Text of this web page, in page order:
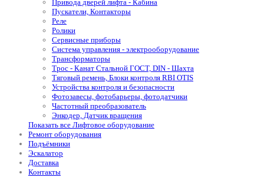
Привода дверей лифта - Кабина
Пускатели, Контакторы
Реле
Ролики
Сервисные приборы
Система управления - электрооборудование
Трансформаторы
Трос - Канат Стальной ГОСТ, DIN - Шахта
Тяговый ремень, Блоки контроля RBI OTIS
Устройства контроля и безопасности
Фотозавесы, фотобарьеры, фотодатчики
Частотный преобразователь
Энкодер, Датчик вращения
Показать все Лифтовое оборудование
Ремонт оборудования
Подъёмники
Эскалатор
Доставка
Контакты